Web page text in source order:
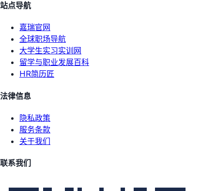
站点导航
嘉瑞官网
全球职场导航
大学生实习实训网
留学与职业发展百科
HR简历匠
法律信息
隐私政策
服务条款
关于我们
联系我们